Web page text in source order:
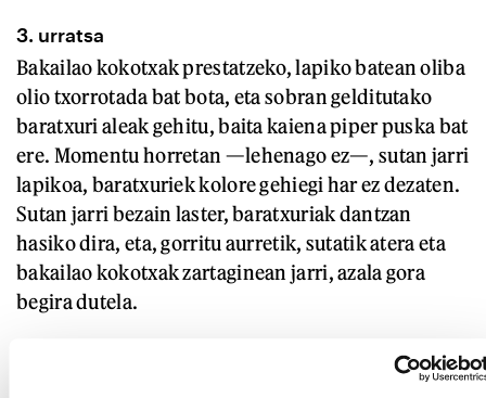
3. urratsa
Bakailao kokotxak prestatzeko, lapiko batean oliba
olio txorrotada bat bota, eta sobran gelditutako
baratxuri aleak gehitu, baita kaiena piper puska bat
ere. Momentu horretan —lehenago ez—, sutan jarri
lapikoa, baratxuriek kolore gehiegi har ez dezaten.
Sutan jarri bezain laster, baratxuriak dantzan
hasiko dira, eta, gorritu aurretik, sutatik atera eta
bakailao kokotxak zartaginean jarri, azala gora
begira dutela.